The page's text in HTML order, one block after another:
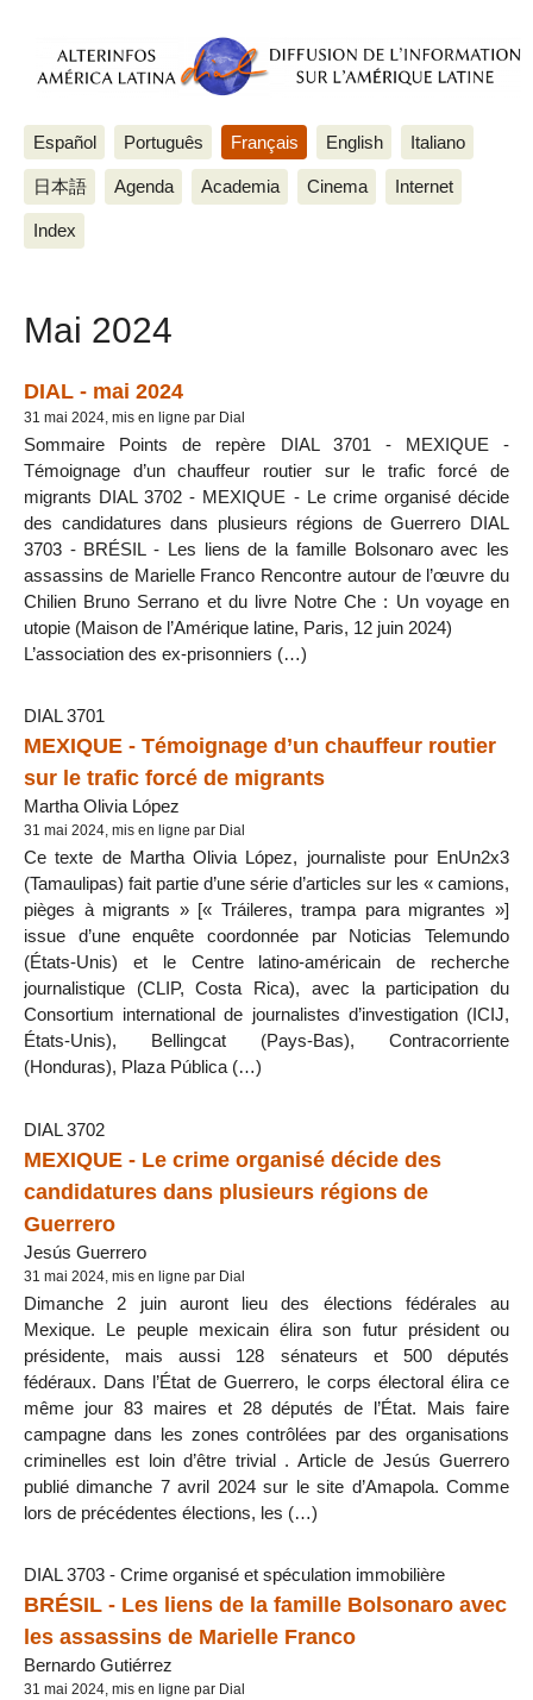
Español Português Français English Italiano
日本語 Agenda Academia Cinema Internet
Index
Mai 2024
DIAL - mai 2024
31 mai 2024, mis en ligne par Dial
Sommaire Points de repère DIAL 3701 - MEXIQUE -
Témoignage d’un chauffeur routier sur le trafic forcé de
migrants DIAL 3702 - MEXIQUE - Le crime organisé décide
des candidatures dans plusieurs régions de Guerrero DIAL
3703 - BRÉSIL - Les liens de la famille Bolsonaro avec les
assassins de Marielle Franco Rencontre autour de l’œuvre du
Chilien Bruno Serrano et du livre Notre Che : Un voyage en
utopie (Maison de l’Amérique latine, Paris, 12 juin 2024)
L’association des ex-prisonniers (…)
DIAL 3701
MEXIQUE - Témoignage d’un chauffeur routier
sur le trafic forcé de migrants
Martha Olivia López
31 mai 2024, mis en ligne par Dial
Ce texte de Martha Olivia López, journaliste pour EnUn2x3
(Tamaulipas) fait partie d’une série d’articles sur les « camions,
pièges à migrants » [« Tráileres, trampa para migrantes »]
issue d’une enquête coordonnée par Noticias Telemundo
(États-Unis) et le Centre latino-américain de recherche
journalistique (CLIP, Costa Rica), avec la participation du
Consortium international de journalistes d’investigation (ICIJ,
États-Unis), Bellingcat (Pays-Bas), Contracorriente
(Honduras), Plaza Pública (…)
DIAL 3702
MEXIQUE - Le crime organisé décide des
candidatures dans plusieurs régions de
Guerrero
Jesús Guerrero
31 mai 2024, mis en ligne par Dial
Dimanche 2 juin auront lieu des élections fédérales au
Mexique. Le peuple mexicain élira son futur président ou
présidente, mais aussi 128 sénateurs et 500 députés
fédéraux. Dans l’État de Guerrero, le corps électoral élira ce
même jour 83 maires et 28 députés de l’État. Mais faire
campagne dans les zones contrôlées par des organisations
criminelles est loin d’être trivial . Article de Jesús Guerrero
publié dimanche 7 avril 2024 sur le site d’Amapola. Comme
lors de précédentes élections, les (…)
DIAL 3703 - Crime organisé et spéculation immobilière
BRÉSIL - Les liens de la famille Bolsonaro avec
les assassins de Marielle Franco
Bernardo Gutiérrez
31 mai 2024, mis en ligne par Dial